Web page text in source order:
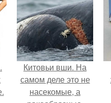
Китовьи вши. На
самом деле это не
насекомые, а